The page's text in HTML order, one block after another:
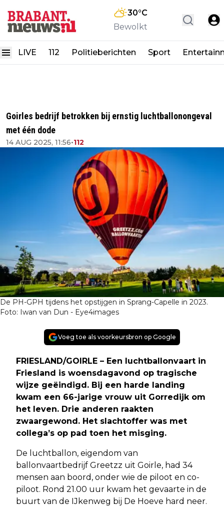
30°C
Bewolkt
LIVE 112 Politieberichten Sport
Goirles bedrijf betrokken bij ernstig luchtballonongeval
met één dode
14 AUG 2025, 11:56•112
De PH-GPH tijdens het opstijgen in Sprang-Capelle in 2023.
Foto: Iwan van Dun - Eye4images
Voeg toe als voorkeursbron op Google
FRIESLAND/GOIRLE – Een luchtballonvaart in
Friesland is woensdagavond op tragische
wijze geëindigd. Bij een harde landing
kwam een 66-jarige vrouw uit Gorredijk om
het leven. Drie anderen raakten
zwaargewond. Het slachtoffer was met
collega’s op pad toen het misging.
De luchtballon, eigendom van
ballonvaartbedrijf Greetzz uit Goirle, had 34
mensen aan boord, onder wie de piloot en co-
piloot. Rond 21.00 uur kwam het gevaarte in de
buurt van de IJkenweg bij De Hoeve hard neer.